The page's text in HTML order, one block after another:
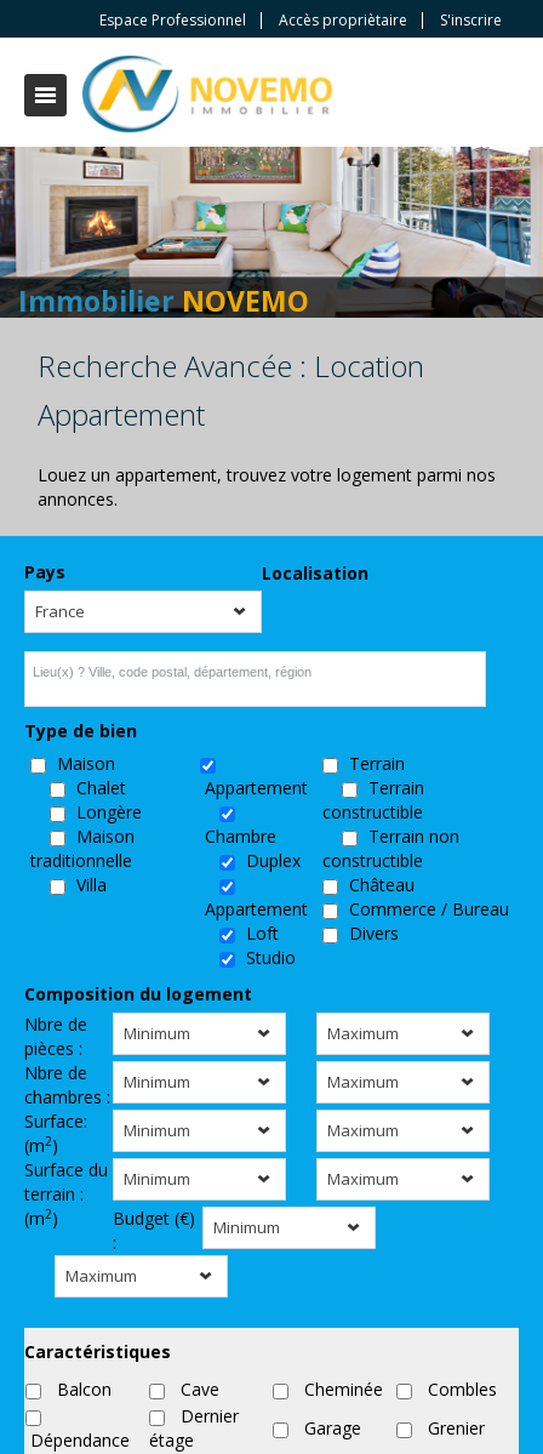
Espace Professionnel Accès propriètaire S'inscrire
ImmobilierNOVEMO
Recherche Avancée : Location
Appartement
Louez un appartement, trouvez votre logement parmi nos
annonces.
Pays
France
Localisation
Lieu(x) ? Ville, code postal, département, région
Type de bien
Maison
Chalet
Longère
Maison
traditionnelle
Villa
Appartement
Chambre
Duplex
Appartement
Loft
Studio
Terrain
Terrain
constructible
Terrain non
constructible
Château
Commerce / Bureau
Divers
Composition du logement
Nbre de
pièces :
Minimum Maximum
Nbre de
chambres :
Minimum Maximum
Surface:
(m2)
Minimum Maximum
Surface du
terrain :
(m2)
Minimum Maximum
Budget (€)
:
Minimum
Maximum
Caractéristiques
Balcon
Cave Cheminée Combles
Dépendance
Dernier
étage
Garage
Grenier